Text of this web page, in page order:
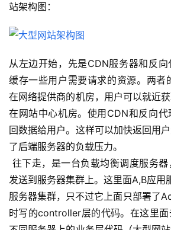
站架构图：
从左边开始，先是CDN服务器和反
缓存一些用户需要请求的资源。两者
在网络提供商的机房，用户可以就近
在网站中心机房。使用CDN和反向
回数据给用户。这样可以加快返回用
了后端服务器的负载压力。
发送到服务器集群上。这里面A,B应用
服务器集群，只不过它上面只部署了
时写的controller层的代码。在这里